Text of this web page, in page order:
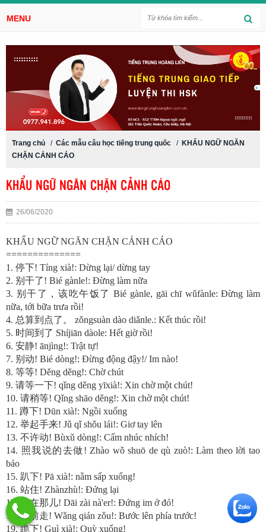
Trang chủ / Các mẫu câu học tiếng trung quốc / KHẨU NGỮ NGĂN
CHẶN CẢNH CÁO
KHẨU NGỮ NGĂN CHẶN CẢNH CÁO
26/06/2020
KHẨU NGỮ NGĂN CHẶN CẢNH CÁO
==============
1. 停下! Tíng xià!: Dừng lại/ dừng tay
2. 别干了! Bié gànle!: Đừng làm nữa
3. 别干了，该吃午饭了 Bié gànle, gāi chī wǔfànle: Đừng làm
nữa, tới bữa trưa rồi!
4. 总算到点了。 zǒngsuàn dào diǎnle.: Kết thúc rồi!
5. 时间到了 Shíjiān dàole: Hết giờ rồi!
6. 安静! ānjìng!: Trật tự!
7. 别动! Bié dòng!: Đừng động đậy!/ Im nào!
8. 等等! Děng děng!: Chờ chút
9. 请等一下! qǐng děng yīxià!: Xin chờ một chút!
10. 请稍等! Qǐng shāo děng!: Xin chờ một chút!
11. 蹲下! Dūn xià!: Ngồi xuống
12. 举起手来! Jǔ qǐ shǒu lái!: Giơ tay lên
13. 不许动! Bùxǔ dòng!: Cấm nhúc nhích!
14. 照我说的去做! Zhào wǒ shuō de qù zuò!: Làm theo lời tao
bảo
15. 趴下! Pā xià!: nằm sấp xuống!
16. 站住! Zhànzhù!: Đứng lại
17. 呆在那儿! Dāi zài nà'er!: Đứng im ở đó!
18. 往前走! Wǎng qián zǒu!: Bước lên phía trước!
19. 跪下! Guì xià!: Quỳ xuống!